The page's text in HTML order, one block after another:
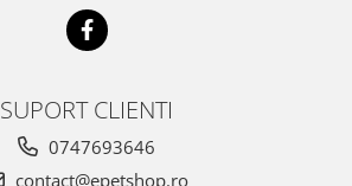
SUPORT CLIENTI
0747693646
contact@epetshop.ro